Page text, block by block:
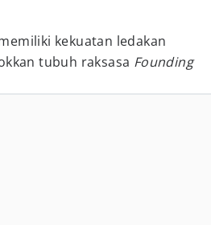
kekuatan ledakan
tubuh raksasa Founding